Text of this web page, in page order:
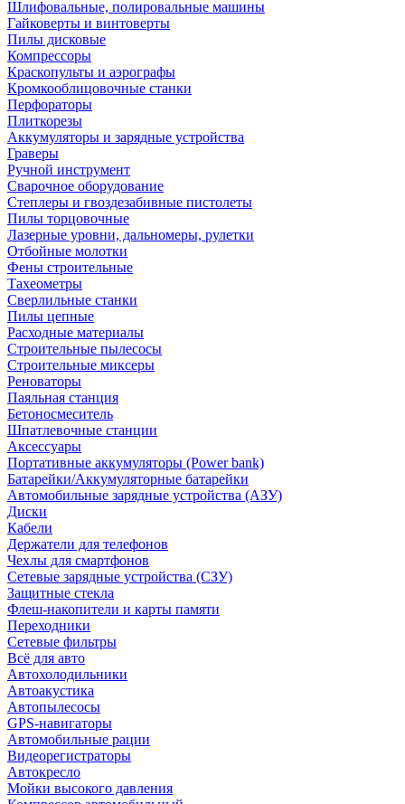
Шлифовальные, полировальные машины
Гайковерты и винтоверты
Пилы дисковые
Компрессоры
Краскопульты и аэрографы
Кромкооблицовочные станки
Перфораторы
Плиткорезы
Аккумуляторы и зарядные устройства
Граверы
Ручной инструмент
Сварочное оборудование
Степлеры и гвоздезабивные пистолеты
Пилы торцовочные
Лазерные уровни, дальномеры, рулетки
Отбойные молотки
Фены строительные
Тахеометры
Сверлильные станки
Пилы цепные
Расходные материалы
Строительные пылесосы
Строительные миксеры
Реноваторы
Паяльная станция
Бетоносмеситель
Шпатлевочные станции
Аксессуары
Портативные аккумуляторы (Power bank)
Батарейки/Аккумуляторные батарейки
Автомобильные зарядные устройства (АЗУ)
Диски
Кабели
Держатели для телефонов
Чехлы для смартфонов
Сетевые зарядные устройства (СЗУ)
Защитные стекла
Флеш-накопители и карты памяти
Переходники
Сетевые фильтры
Всё для авто
Автохолодильники
Автоакустика
Автопылесосы
GPS-навигаторы
Автомобильные рации
Видеорегистраторы
Автокресло
Мойки высокого давления